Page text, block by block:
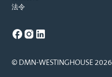
法令
© DMN-WESTINGHOUSE 2026